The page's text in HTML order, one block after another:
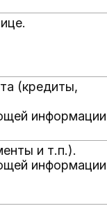
(кредиты,
и т.п.).